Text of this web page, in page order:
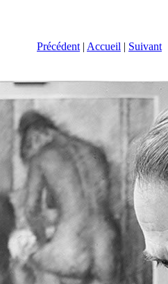
Précédent | Accueil | Suivant